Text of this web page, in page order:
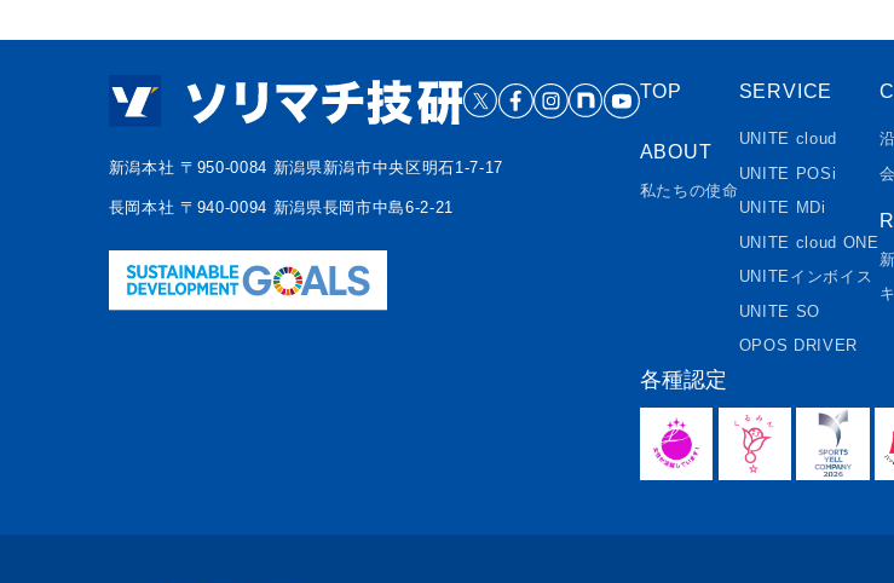
新潟本社 〒950-0084 新潟県新潟市中央区明石1-7-17
長岡本社 〒940-0094 新潟県長岡市中島6-2-21
TOP
ABOUT
私たちの使命
SERVICE
UNITE cloud
UNITE POSi
UNITE MDi
UNITE cloud ONE
UNITEインボイス
UNITE SO
OPOS DRIVER
各種認定